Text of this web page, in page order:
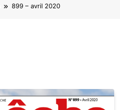
899 – avril 2020